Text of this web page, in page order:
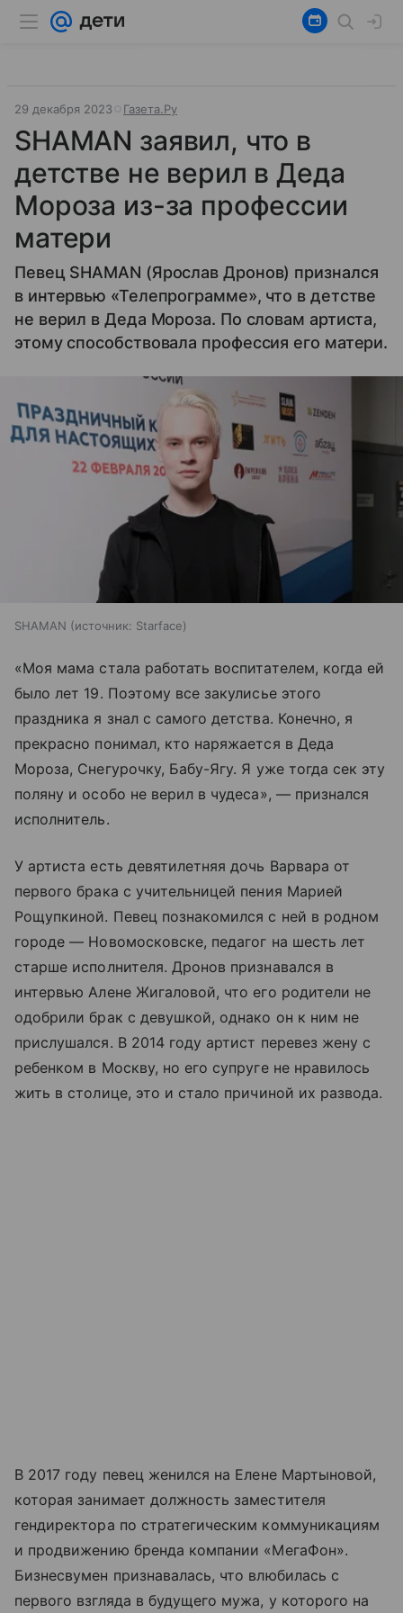
29 декабря 2023 Газета.Ру
SHAMAN заявил, что в
детстве не верил в Деда
Мороза из-за профессии
матери
Певец SHAMAN (Ярослав Дронов) признался
в интервью «Телепрограмме», что в детстве
не верил в Деда Мороза. По словам артиста,
этому способствовала профессия его матери.
SHAMAN источник: Starface
«Моя мама стала работать воспитателем, когда ей
было лет 19. Поэтому все закулисье этого
праздника я знал с самого детства. Конечно, я
прекрасно понимал, кто наряжается в Деда
Мороза, Снегурочку, Бабу-Ягу. Я уже тогда сек эту
поляну и особо не верил в чудеса», — признался
исполнитель.
У артиста есть девятилетняя дочь Варвара от
первого брака с учительницей пения Марией
Рощупкиной. Певец познакомился с ней в родном
городе — Новомосковске, педагог на шесть лет
старше исполнителя. Дронов признавался в
интервью Алене Жигаловой, что его родители не
одобрили брак с девушкой, однако он к ним не
прислушался. В 2014 году артист перевез жену с
ребенком в Москву, но его супруге не нравилось
жить в столице, это и стало причиной их развода.
В 2017 году певец женился на Елене Мартыновой,
которая занимает должность заместителя
гендиректора по стратегическим коммуникациям
и продвижению бренда компании «МегаФон».
Бизнесвумен признавалась, что влюбилась с
первого взгляда в будущего мужа, у которого на